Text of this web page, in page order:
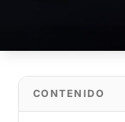
CONTENIDO